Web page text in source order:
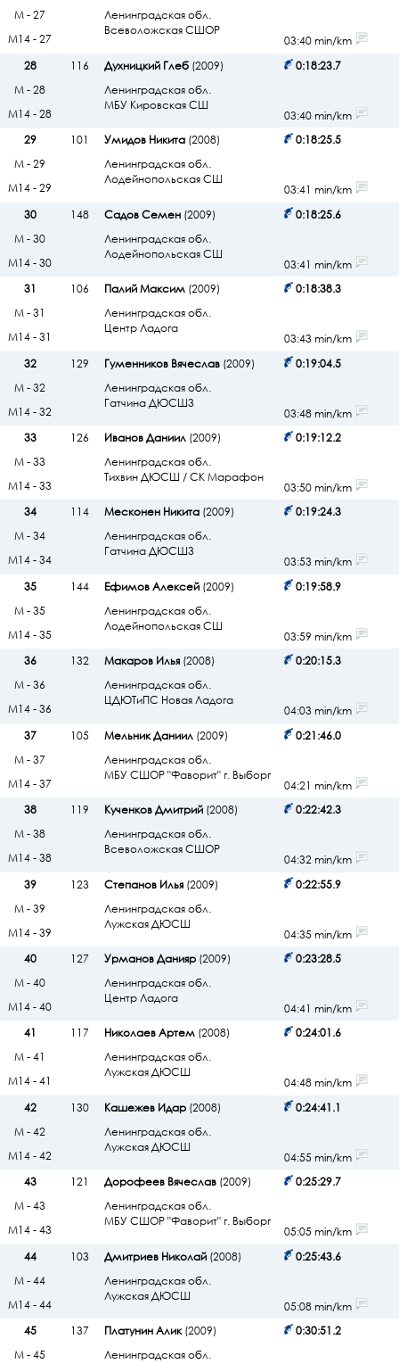
Ленинградская обл.
Всеволожская СШОР
М - 27
М14 - 27
03:40 min/km
28
116 Духницкий Глеб(2009)
Ленинградская обл.
МБУ Кировская СШ
0:18:23.7
М - 28
М14 - 28
03:40 min/km
29
101 Умидов Никита(2008)
Ленинградская обл.
Лодейнопольская СШ
0:18:25.5
М - 29
М14 - 29
03:41 min/km
30
148 Садов Семен(2009)
Ленинградская обл.
Лодейнопольская СШ
0:18:25.6
М - 30
М14 - 30
03:41 min/km
31
106 Палий Максим(2009)
Ленинградская обл.
Центр Ладога
0:18:38.3
М - 31
М14 - 31
03:43 min/km
32
129 Гуменников Вячеслав(2009)
Ленинградская обл.
Гатчина ДЮСШ3
0:19:04.5
М - 32
М14 - 32
03:48 min/km
33
126 Иванов Даниил(2009)
Ленинградская обл.
Тихвин ДЮСШ / СК Марафон
0:19:12.2
М - 33
М14 - 33
03:50 min/km
34
114 Месконен Никита(2009)
Ленинградская обл.
Гатчина ДЮСШ3
0:19:24.3
М - 34
М14 - 34
03:53 min/km
35
144 Ефимов Алексей(2009)
Ленинградская обл.
Лодейнопольская СШ
0:19:58.9
М - 35
М14 - 35
03:59 min/km
36
132 Макаров Илья(2008)
Ленинградская обл.
ЦДЮТиПС Новая Ладога
0:20:15.3
М - 36
М14 - 36
04:03 min/km
37
105 Мельник Даниил(2009)
Ленинградская обл.
МБУ СШОР "Фаворит" г. Выборг
0:21:46.0
М - 37
М14 - 37
04:21 min/km
38
119 Кученков Дмитрий(2008)
Ленинградская обл.
Всеволожская СШОР
0:22:42.3
М - 38
М14 - 38
04:32 min/km
39
123 Степанов Илья(2009)
Ленинградская обл.
Лужская ДЮСШ
0:22:55.9
М - 39
М14 - 39
04:35 min/km
40
127 Урманов Данияр(2009)
Ленинградская обл.
Центр Ладога
0:23:28.5
М - 40
М14 - 40
04:41 min/km
41
117 Николаев Артем(2008)
Ленинградская обл.
Лужская ДЮСШ
0:24:01.6
М - 41
М14 - 41
04:48 min/km
42
130 Кашежев Идар(2008)
Ленинградская обл.
Лужская ДЮСШ
0:24:41.1
М - 42
М14 - 42
04:55 min/km
43
121 Дорофеев Вячеслав(2009)
Ленинградская обл.
МБУ СШОР "Фаворит" г. Выборг
0:25:29.7
М - 43
М14 - 43
05:05 min/km
44
103 Дмитриев Николай(2008)
Ленинградская обл.
Лужская ДЮСШ
0:25:43.6
М - 44
М14 - 44
05:08 min/km
45
137 Платунин Алик(2009)
Ленинградская обл.
0:30:51.2
М - 45